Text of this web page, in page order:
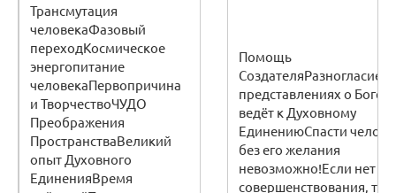
Трансмутация
человекаФазовый
переходКосмическое
энергопитание
человекаПервопричина
и ТворчествоЧУДО
Преображения
ПространстваВеликий
опыт Духовного
ЕдиненияВремя
Помощь
СоздателяРазногласие в
представлениях о Боге
ведёт к Духовному
ЕдинениюСпасти
без его желания
невозможно!Если нет
совершенствования, то